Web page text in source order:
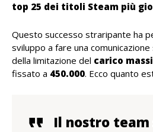
top 25 dei titoli Steam più
Questo successo straripante ha
sviluppo a fare una comunicazione
della limitazione del carico
fissato a 450.000. Ecco quanto
Il nostro team